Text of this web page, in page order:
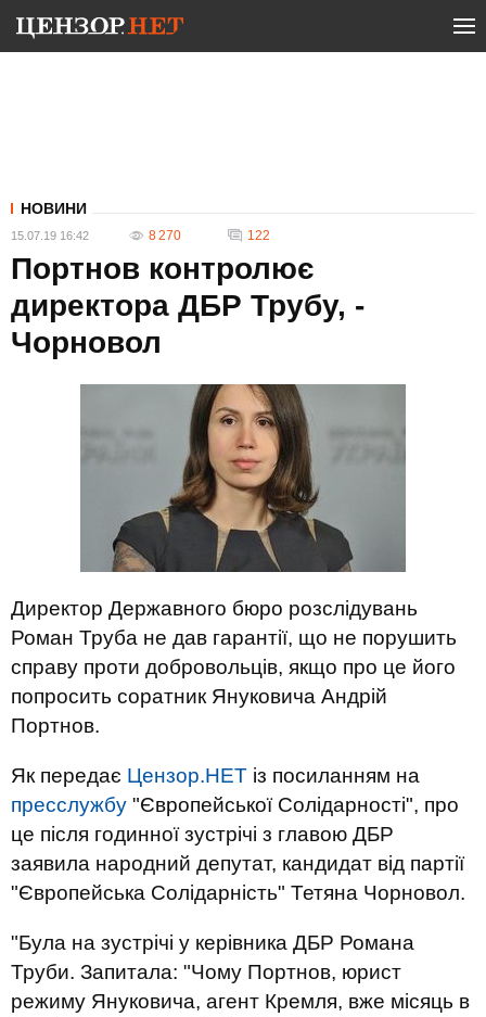
НОВИНИ
15.07.19 16:42 8 270 122
Портнов контролює
директора ДБР Трубу, -
Чорновол
Директор Державного бюро розслідувань
Роман Труба не дав гарантії, що не порушить
справу проти добровольців, якщо про це його
попросить соратник Януковича Андрій
Портнов.
Як передає Цензор.НЕТ із посиланням на
пресслужбу "Європейської Солідарності", про
це після годинної зустрічі з главою ДБР
заявила народний депутат, кандидат від партії
"Європейська Солідарність" Тетяна Чорновол.
"Була на зустрічі у керівника ДБР Романа
Труби. Запитала: "Чому Портнов, юрист
режиму Януковича, агент Кремля, вже місяць в